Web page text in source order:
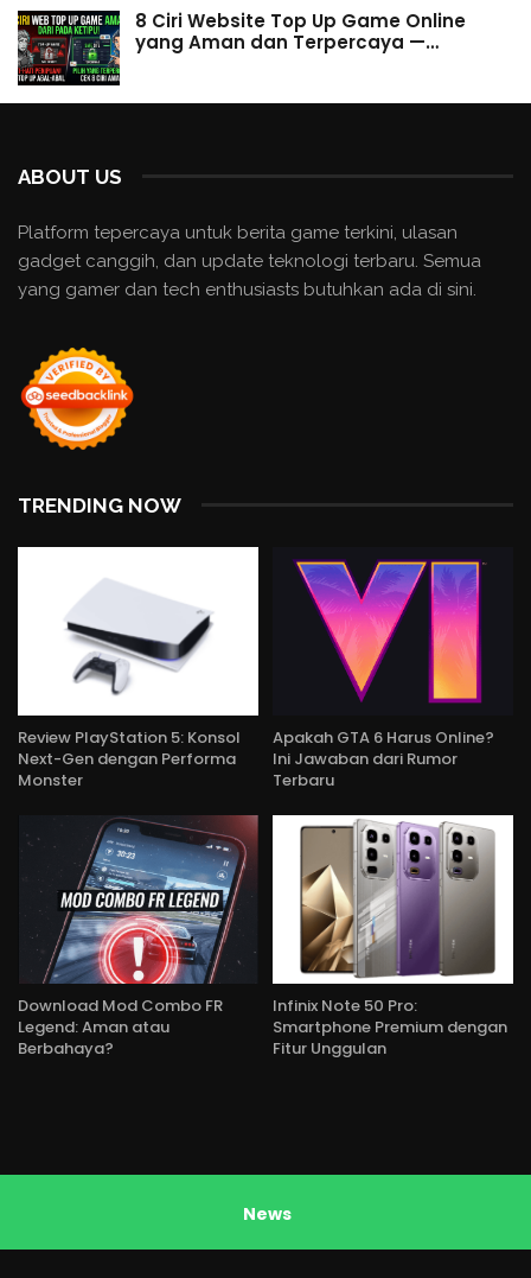
8 Ciri Website Top Up Game Online
yang Aman dan Terpercaya —…
ABOUT US
Platform tepercaya untuk berita game terkini, ulasan
gadget canggih, dan update teknologi terbaru. Semua
yang gamer dan tech enthusiasts butuhkan ada di sini.
TRENDING NOW
Review PlayStation 5: Konsol
Next-Gen dengan Performa
Monster
Apakah GTA 6 Harus Online?
Ini Jawaban dari Rumor
Terbaru
Download Mod Combo FR
Legend: Aman atau
Berbahaya?
Infinix Note 50 Pro:
Smartphone Premium dengan
Fitur Unggulan
News